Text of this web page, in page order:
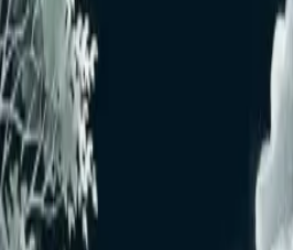
は参考用です。実際の使用にあた
および最新の登録情報を確認し、
ってください。登録情報は随時変
せん